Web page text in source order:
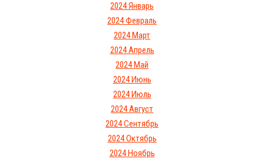
2024 Январь
2024 Февраль
2024 Март
2024 Апрель
2024 Май
2024 Июнь
2024 Июль
2024 Август
2024 Сентябрь
2024 Октябрь
2024 Ноябрь